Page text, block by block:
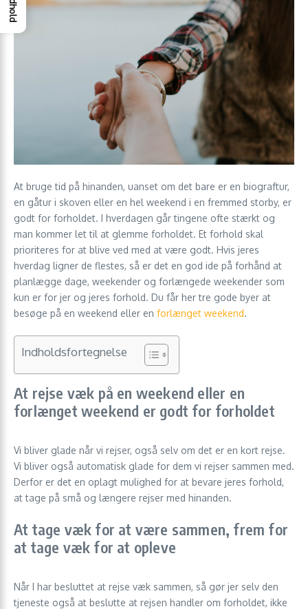
At bruge tid på hinanden, uanset om det bare er en biograftur,
en gåtur i skoven eller en hel weekend i en fremmed storby, er
godt for forholdet. I hverdagen går tingene ofte stærkt og
man kommer let til at glemme forholdet. Et forhold skal
prioriteres for at blive ved med at være godt. Hvis jeres
hverdag ligner de flestes, så er det en god ide på forhånd at
planlægge dage, weekender og forlængede weekender som
kun er for jer og jeres forhold. Du får her tre gode byer at
besøge på en weekend eller en forlænget weekend.
Indholdsfortegnelse
At rejse væk på en weekend eller en
forlænget weekend er godt for forholdet
Vi bliver glade når vi rejser, også selv om det er en kort rejse.
Vi bliver også automatisk glade for dem vi rejser sammen med.
Derfor er det en oplagt mulighed for at bevare jeres forhold,
at tage på små og længere rejser med hinanden.
At tage væk for at være sammen, frem for
at tage væk for at opleve
Når I har besluttet at rejse væk sammen, så gør jer selv den
tjeneste også at beslutte at rejsen handler om forholdet, ikke
Indhold